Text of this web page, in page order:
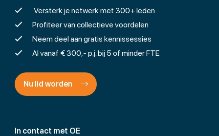
In contact met OE
Versterk je netwerk met 300+ leden
Profiteer van collectieve voordelen
Neem deel aan gratis kennissessies
Al vanaf € 300,- p.j. bij 5 of minder FTE
Nu lid worden